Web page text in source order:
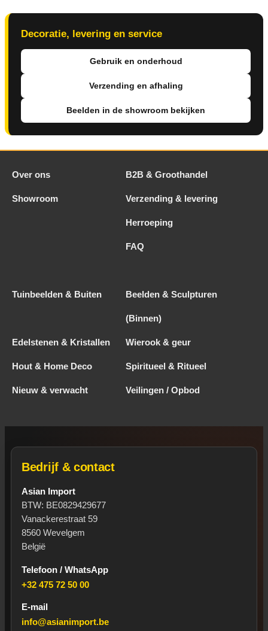
Decoratie, levering en service
Gebruik en onderhoud
Verzending en afhaling
Beelden in de showroom bekijken
Over ons B2B & Groothandel
Showroom Verzending & levering
Herroeping
FAQ
Tuinbeelden & Buiten Beelden & Sculpturen
(Binnen)
Edelstenen & Kristallen Wierook & geur
Hout & Home Deco Spiritueel & Ritueel
Nieuw & verwacht Veilingen / Opbod
Bedrijf & contact
Asian Import
BTW: BE0829429677
Vanackerestraat 59
8560 Wevelgem
België
Telefoon / WhatsApp
+32 475 72 50 00
E-mail
info@asianimport.be